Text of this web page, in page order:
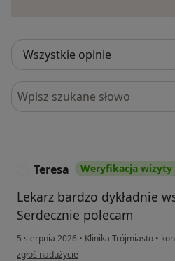
Szukaj w opiniach
Teresa Weryfikacja wizyty
Lekarz bardzo dykładnie
Serdecznie polecam
5 sierpnia 2026 • Klinika Trójmiasto •
w opinii użytkownika Teresa
zgłoś nadużycie